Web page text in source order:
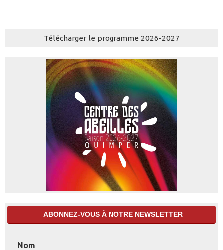
Télécharger le programme 2026-2027
ABONNEZ-VOUS À NOTRE NEWSLETTER
Nom